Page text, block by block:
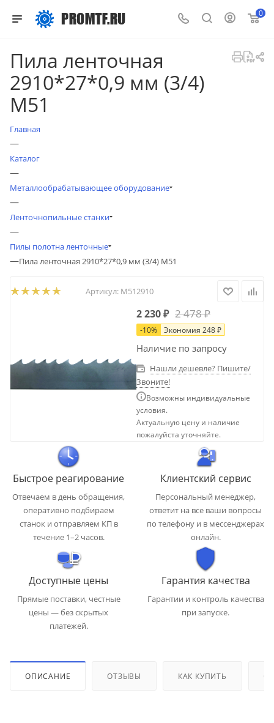
0
Пила ленточная
2910*27*0,9 мм (3/4)
М51
Главная
—
Каталог
—
Металлообрабатывающее оборудование
—
Ленточнопильные станки
—
Пилы полотна ленточные
—Пила ленточная 2910*27*0,9 мм (3/4) М51
Артикул: М512910
2 230₽ 2 478₽
-10% Экономия 248₽
Наличие по запросу
Нашли дешевле? Пишите/
Звоните!
Возможны индивидуальные
условия.
Актуальную цену и наличие
пожалуйста уточняйте.
Быстрое реагирование
Отвечаем в день обращения,
оперативно подбираем
станок и отправляем КП в
течение 1–2 часов.
Клиентский сервис
Персональный менеджер,
ответит на все ваши вопросы
по телефону и в мессенджерах
онлайн.
Доступные цены
Прямые поставки, честные
цены — без скрытых
платежей.
Гарантия качества
Гарантии и контроль качества
при запуске.
ОПИСАНИЕ ОТЗЫВЫ КАК КУПИТЬ